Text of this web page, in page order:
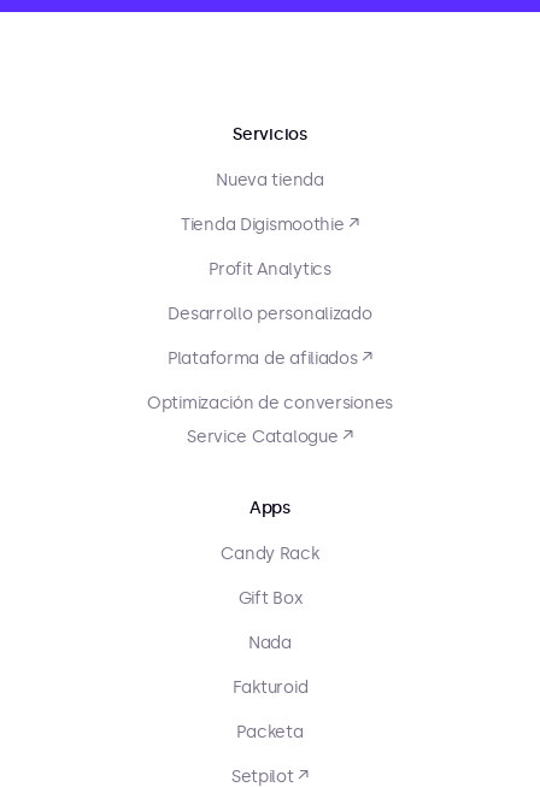
Servicios
Nueva tienda
Tienda Digismoothie ↗
Profit Analytics
Desarrollo personalizado
Plataforma de afiliados ↗
Optimización de conversiones
Service Catalogue ↗
Apps
Candy Rack
Gift Box
Nada
Fakturoid
Packeta
Setpilot ↗